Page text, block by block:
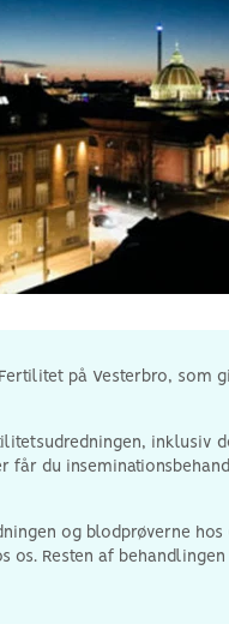
på Vesterbro, som
inklusiv
du
og blodprøverne
os. Resten af